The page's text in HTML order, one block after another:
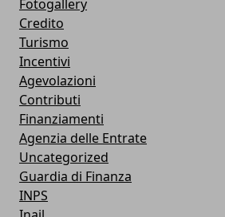
Fotogallery
Credito
Turismo
Incentivi
Agevolazioni
Contributi
Finanziamenti
Agenzia delle Entrate
Uncategorized
Guardia di Finanza
INPS